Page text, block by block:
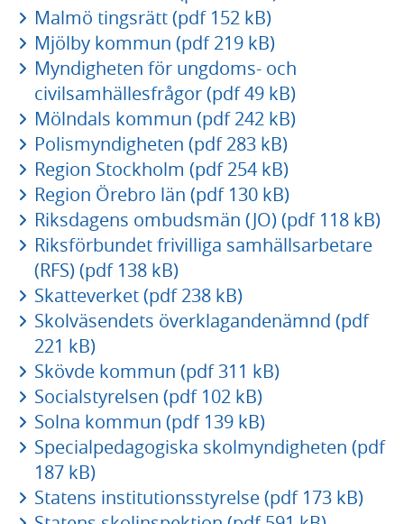
Malmö tingsrätt (pdf 152 kB)
Mjölby kommun (pdf 219 kB)
Myndigheten för ungdoms- och
civilsamhällesfrågor (pdf 49 kB)
Mölndals kommun (pdf 242 kB)
Polismyndigheten (pdf 283 kB)
Region Stockholm (pdf 254 kB)
Region Örebro län (pdf 130 kB)
Riksdagens ombudsmän (JO) (pdf 118 kB)
Riksförbundet frivilliga samhällsarbetare
(RFS) (pdf 138 kB)
Skatteverket (pdf 238 kB)
Skolväsendets överklagandenämnd (pdf
221 kB)
Skövde kommun (pdf 311 kB)
Socialstyrelsen (pdf 102 kB)
Solna kommun (pdf 139 kB)
Specialpedagogiska skolmyndigheten (pdf
187 kB)
Statens institutionsstyrelse (pdf 173 kB)